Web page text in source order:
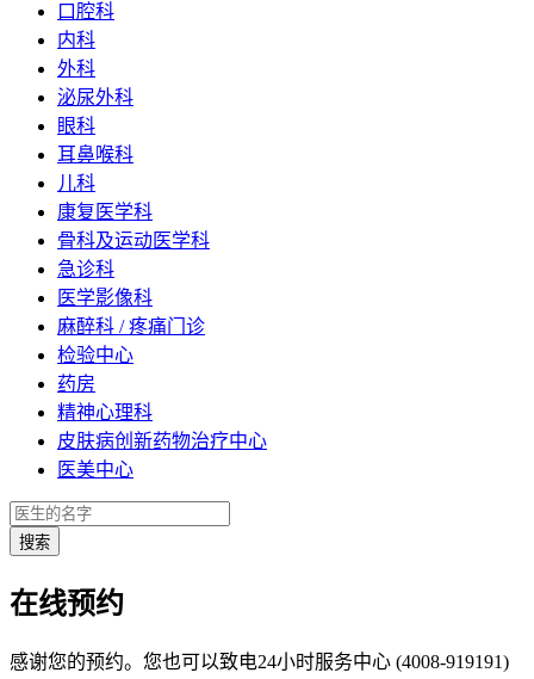
口腔科
内科
外科
泌尿外科
眼科
耳鼻喉科
儿科
康复医学科
骨科及运动医学科
急诊科
医学影像科
麻醉科 / 疼痛门诊
检验中心
药房
精神心理科
皮肤病创新药物治疗中心
医美中心
在线预约
感谢您的预约。您也可以致电24小时服务中心 (4008-919191)